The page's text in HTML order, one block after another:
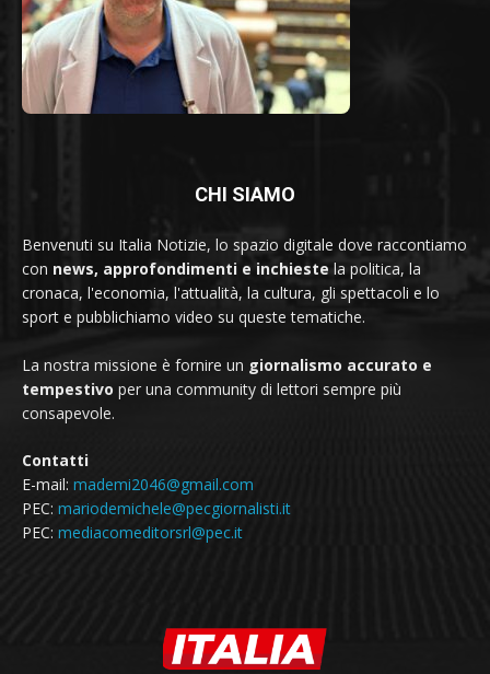
CHI SIAMO
Benvenuti su Italia Notizie, lo spazio digitale dove raccontiamo
con news, approfondimenti e inchieste la politica, la
cronaca, l'economia, l'attualità, la cultura, gli spettacoli e lo
sport e pubblichiamo video su queste tematiche.
La nostra missione è fornire un giornalismo accurato e
tempestivo per una community di lettori sempre più
consapevole.
Contatti
E-mail: mademi2046@gmail.com
PEC: mariodemichele@pecgiornalisti.it
PEC: mediacomeditorsrl@pec.it